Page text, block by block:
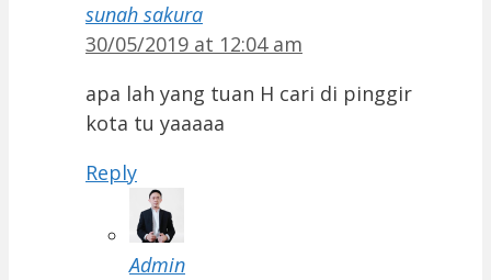
sunah sakura
30/05/2019 at 12:04 am
apa lah yang tuan H cari di pinggir
kota tu yaaaaa
Reply
Admin